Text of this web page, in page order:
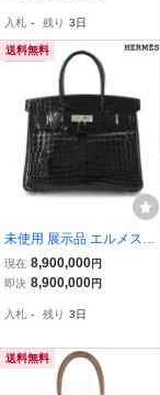
ュ B
入札 - 残り 3日
送料無料
未使用 展示品 エルメス H
ERMES クロコダイル バ
ーキン30 ニロティカス ブ
刻印 シルバー 金具 90327
現在 8,900,000円
即決 8,900,000円
入札 - 残り 3日
送料無料